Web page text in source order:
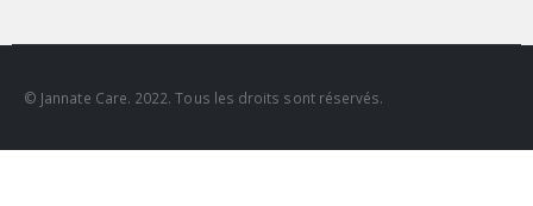
© Jannate Care. 2022. Tous les droits sont réservés.